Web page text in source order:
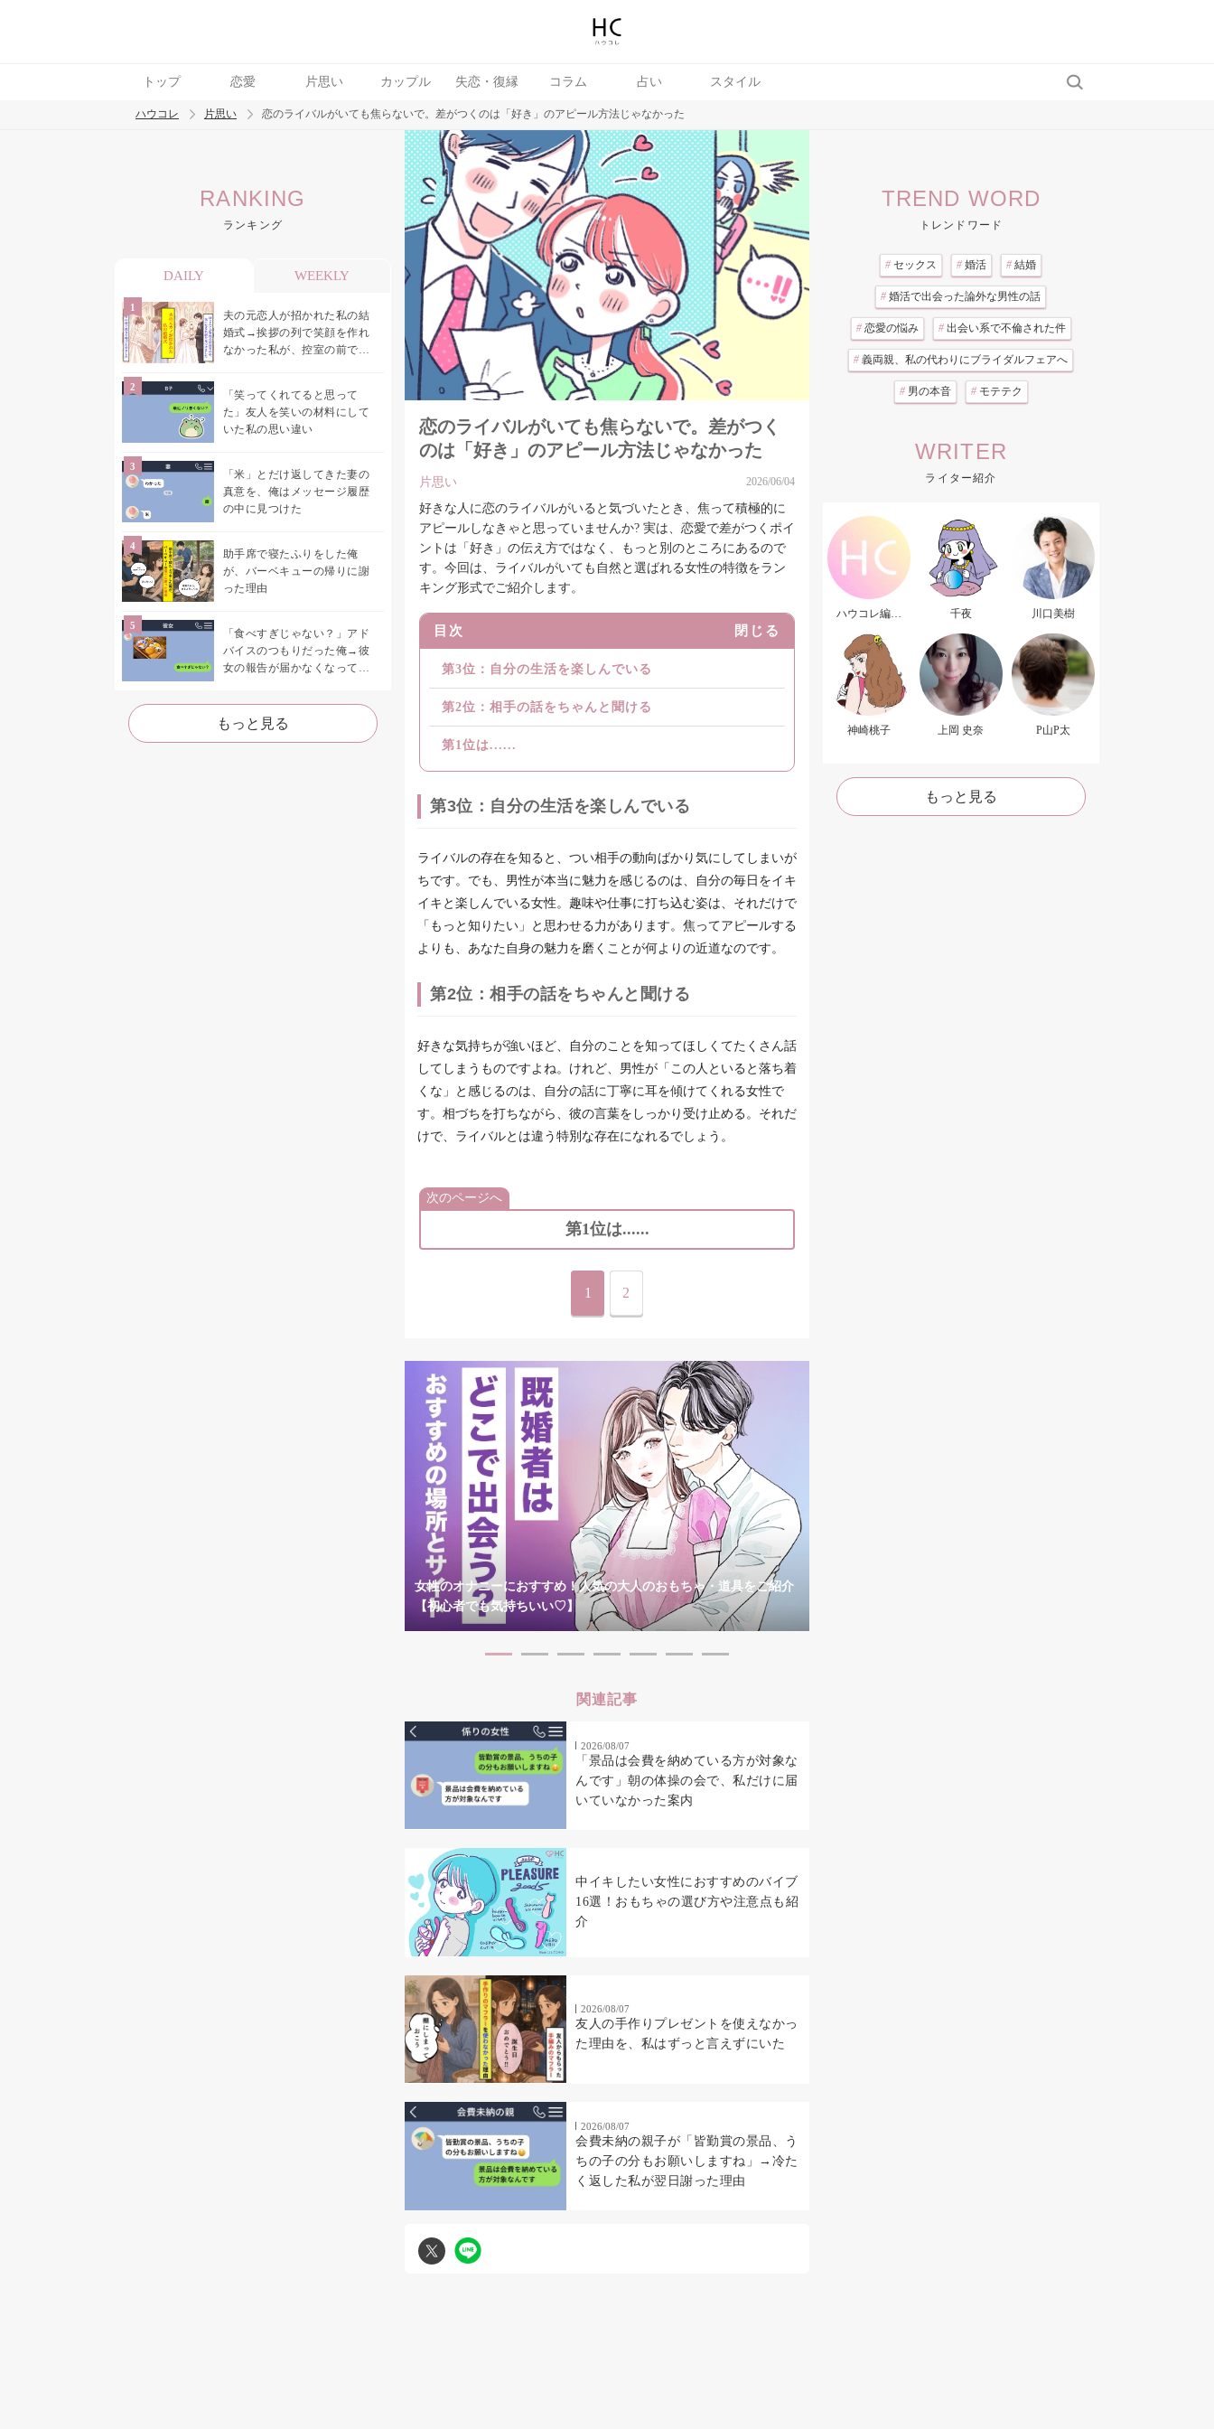
トップ 恋愛 片思い カップル 失恋・復縁 コラム 占い スタイル
トレンド ワード
ハウコレ 片思い 恋のライバルがいても焦らないで。差がつくのは「好き」のアピール方法じゃなかった
RANKING
ランキング
DAILY WEEKLY
夫の元恋人が招かれた私の結
婚式→挨拶の列で笑顔を作れ
なかった私が、控室の前で彼
「笑ってくれてると思って
た」友人を笑いの材料にして
いた私の思い違い
「米」とだけ返してきた妻の
真意を、俺はメッセージ履歴
の中に見つけた
助手席で寝たふりをした俺
が、バーベキューの帰りに謝
った理由
「食べすぎじゃない？」アド
バイスのつもりだった俺→彼
女の報告が届かなくなって、
た
もっと見る
恋のライバルがいても焦らないで。差がつく
のは「好き」のアピール方法じゃなかった
片思い 2026/06/04
好きな人に恋のライバルがいると気づいたとき、焦って積極的に
アピールしなきゃと思っていませんか? 実は、恋愛で差がつくポイ
ントは「好き」の伝え方ではなく、もっと別のところにあるので
す。今回は、ライバルがいても自然と選ばれる女性の特徴をラン
キング形式でご紹介します。
目次 閉じる
第3位：自分の生活を楽しんでいる
第2位：相手の話をちゃんと聞ける
第1位は......
第3位：自分の生活を楽しんでいる
ライバルの存在を知ると、つい相手の動向ばかり気にしてしまいが
ちです。でも、男性が本当に魅力を感じるのは、自分の毎日をイキ
イキと楽しんでいる女性。趣味や仕事に打ち込む姿は、それだけで
「もっと知りたい」と思わせる力があります。焦ってアピールする
よりも、あなた自身の魅力を磨くことが何よりの近道なのです。
第2位：相手の話をちゃんと聞ける
好きな気持ちが強いほど、自分のことを知ってほしくてたくさん話
してしまうものですよね。けれど、男性が「この人といると落ち着
くな」と感じるのは、自分の話に丁寧に耳を傾けてくれる女性で
す。相づちを打ちながら、彼の言葉をしっかり受け止める。それだ
けで、ライバルとは違う特別な存在になれるでしょう。
次のページへ
第1位は......
1 2
女性のオナニーにおすすめ！人気の大人のおもちゃ・道具をご紹介
【初心者でも気持ちいい♡】
関連記事
2026/08/07
「景品は会費を納めている方が対象な
んです」朝の体操の会で、私だけに届
いていなかった案内
中イキしたい女性におすすめのバイブ
16選！おもちゃの選び方や注意点も紹
介
2026/08/07
友人の手作りプレゼントを使えなかっ
た理由を、私はずっと言えずにいた
2026/08/07
会費未納の親子が「皆勤賞の景品、う
ちの子の分もお願いしますね」→冷た
く返した私が翌日謝った理由
TREND WORD
トレンドワード
# セックス # 婚活 # 結婚
# 婚活で出会った論外な男性の話
# 恋愛の悩み # 出会い系で不倫された件
# 義両親、私の代わりにブライダルフェアへ
# 男の本音 # モテテク
WRITER
ライター紹介
ハウコレ編集
千夜 川口美樹
神崎桃子 上岡 史奈 P山P太
もっと見る